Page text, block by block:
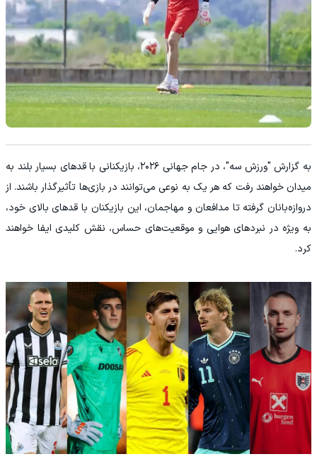
به گزارش "ورزش سه"، در جام جهانی ۲۰۲۶، بازیکنانی با قدهای بسیار بلند به
میدان خواهند رفت که هر یک به نوعی می‌توانند در بازی‌ها تأثیرگذار باشند. از
دروازه‌بانان گرفته تا مدافعان و مهاجمان، این بازیکنان با قد‌های بالای خود،
به ویژه در نبردهای هوایی و موقعیت‌های حساس، نقش کلیدی ایفا خواهند
کرد.